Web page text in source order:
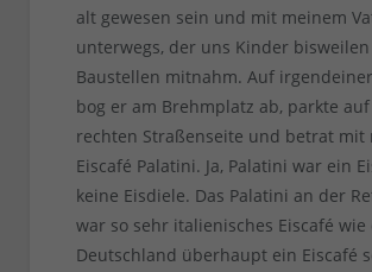
alt gewesen sein und mit meinem
unterwegs, der uns Kinder
Baustellen mitnahm. Auf
bog er am Brehmplatz ab, parkte
rechten Straßenseite und betrat mit
Eiscafé Palatini. Ja, Palatini war ein
keine Eisdiele. Das Palatini an der
war so sehr italienisches Eiscafé wie
Deutschland überhaupt ein Eiscafé